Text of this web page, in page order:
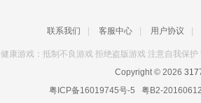
联系我们 客服中心 用户协议
健康游戏：抵制不良游戏 拒绝盗版游戏 注意自我保
Copyright © 2026
粤ICP备16019745号-5 粤B2-